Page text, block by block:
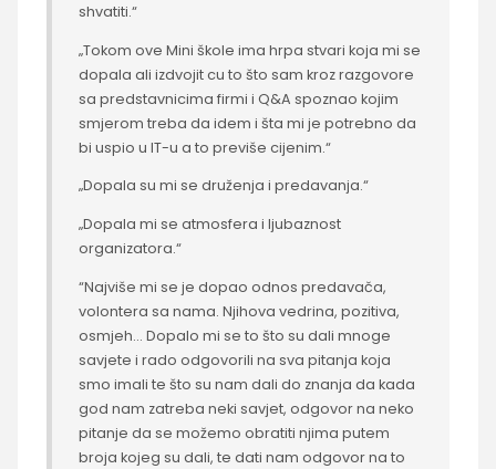
shvatiti.“
„Tokom ove Mini škole ima hrpa stvari koja mi se
dopala ali izdvojit cu to što sam kroz razgovore
sa predstavnicima firmi i Q&A spoznao kojim
smjerom treba da idem i šta mi je potrebno da
bi uspio u IT-u a to previše cijenim.“
„Dopala su mi se druženja i predavanja.“
„Dopala mi se atmosfera i ljubaznost
organizatora.“
“Najviše mi se je dopao odnos predavača,
volontera sa nama. Njihova vedrina, pozitiva,
osmjeh… Dopalo mi se to što su dali mnoge
savjete i rado odgovorili na sva pitanja koja
smo imali te što su nam dali do znanja da kada
god nam zatreba neki savjet, odgovor na neko
pitanje da se možemo obratiti njima putem
broja kojeg su dali, te dati nam odgovor na to